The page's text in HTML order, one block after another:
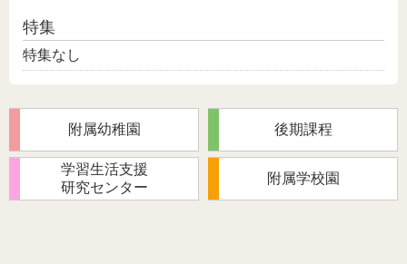
特集
特集なし
附属幼稚園 後期課程
学習生活支援
研究センター
附属学校園